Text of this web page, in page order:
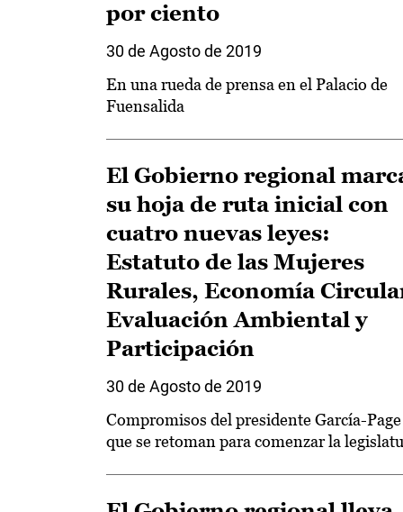
por ciento
30 de Agosto de 2019
En una rueda de prensa en el Palacio de
Fuensalida
El Gobierno regional
su hoja de ruta inicial con
cuatro nuevas leyes:
Estatuto de las Mujeres
Rurales, Economía
Evaluación Ambiental y
Participación
30 de Agosto de 2019
Compromisos del presidente García-Page
que se retoman para comenzar la